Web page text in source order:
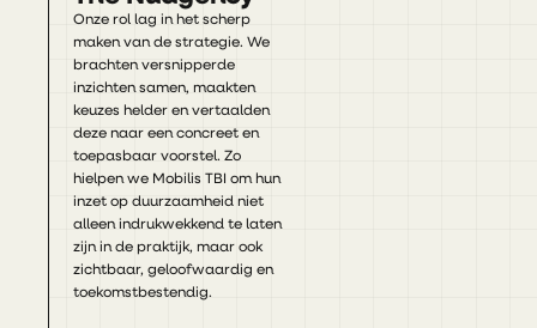
Onze rol lag in het scherp
maken van de strategie. We
brachten versnipperde
inzichten samen, maakten
keuzes helder en vertaalden
deze naar een concreet en
toepasbaar voorstel. Zo
hielpen we Mobilis TBI om hun
inzet op duurzaamheid niet
alleen indrukwekkend te laten
zijn in de praktijk, maar ook
zichtbaar, geloofwaardig en
toekomstbestendig.